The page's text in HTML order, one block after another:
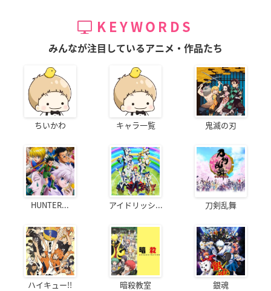
KEYWORDS
みんなが注目しているアニメ・作品たち
ちいかわ キャラ一覧 鬼滅の刃
HUNTER... アイドリッシ... 刀剣乱舞
ハイキュー!! 暗殺教室 銀魂